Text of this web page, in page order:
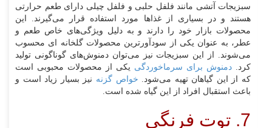
سبزیجات آتشی مانند فلفل حلبی و فلفل چیلی دارای طعم حرارتی
هستند و در بسیاری از غذاها مورد استفاده قرار می‌گیرند. این
محصولات بازار خود را دارند و به دلیل ویژگی‌های خاص طعم و
عطر، به عنوان یکی از سودآورترین محصولات گلخانه ای محسوب
می‌شوند. از این سبزیجات نیز می‌توان دمنوش‌های گوناگونی تولید
کرد. دمنوش برای سرماخوردگی یکی از محصولات محبوبی است
که از این گیاهان تهیه می‌شود. خواص گزنه نیز بسیار زیاد است و
باعث استقبال افراد از این گیاه شده است.
7. توت فرنگی